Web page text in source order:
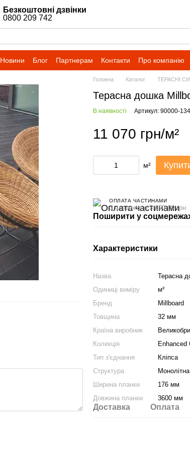
Безкоштовні дзвінки
0800 209 742
Новини Блог Партнерам Контакти Про компанію
Головна Каталог ТЕРАСНІ
Терасна дошка
В наявності Артикул: 90000-
11 070 грн/м²
м²
ОПЛАТА ЧАСТИНАМИ
3 платежі по 3 690.00 грн
Поширити у
Характеристики
Назва
Терасна
Одиниці виміру
м²
Бренд
Millboard
Товщина
32 мм
Країна виробник
Колекція
Enhanced
Тип з'єднання
Кліпса
Структура
Монолітна
Ширина планки
176 мм
Довжина планки
3600 мм
Доставка Оплата